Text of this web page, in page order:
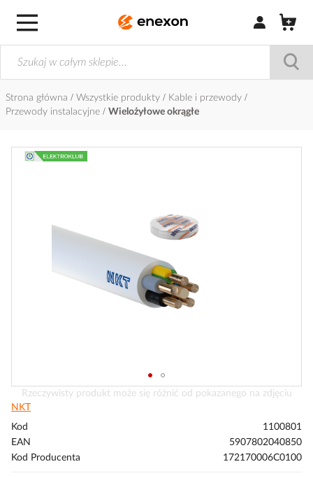
Zaloguj się /
Strona główna Wszystkie produkty
Kable i przewody
Przewody instalacyjne
Wielożyłowe okrągłe
Przejdź
Przejdź
na
początek
Rzeczywisty produkt może się różnić od pokazanego na zdjęciu
NKT
Kod
1100801
EAN
5907802040850
Kod Producenta
172170006C0100